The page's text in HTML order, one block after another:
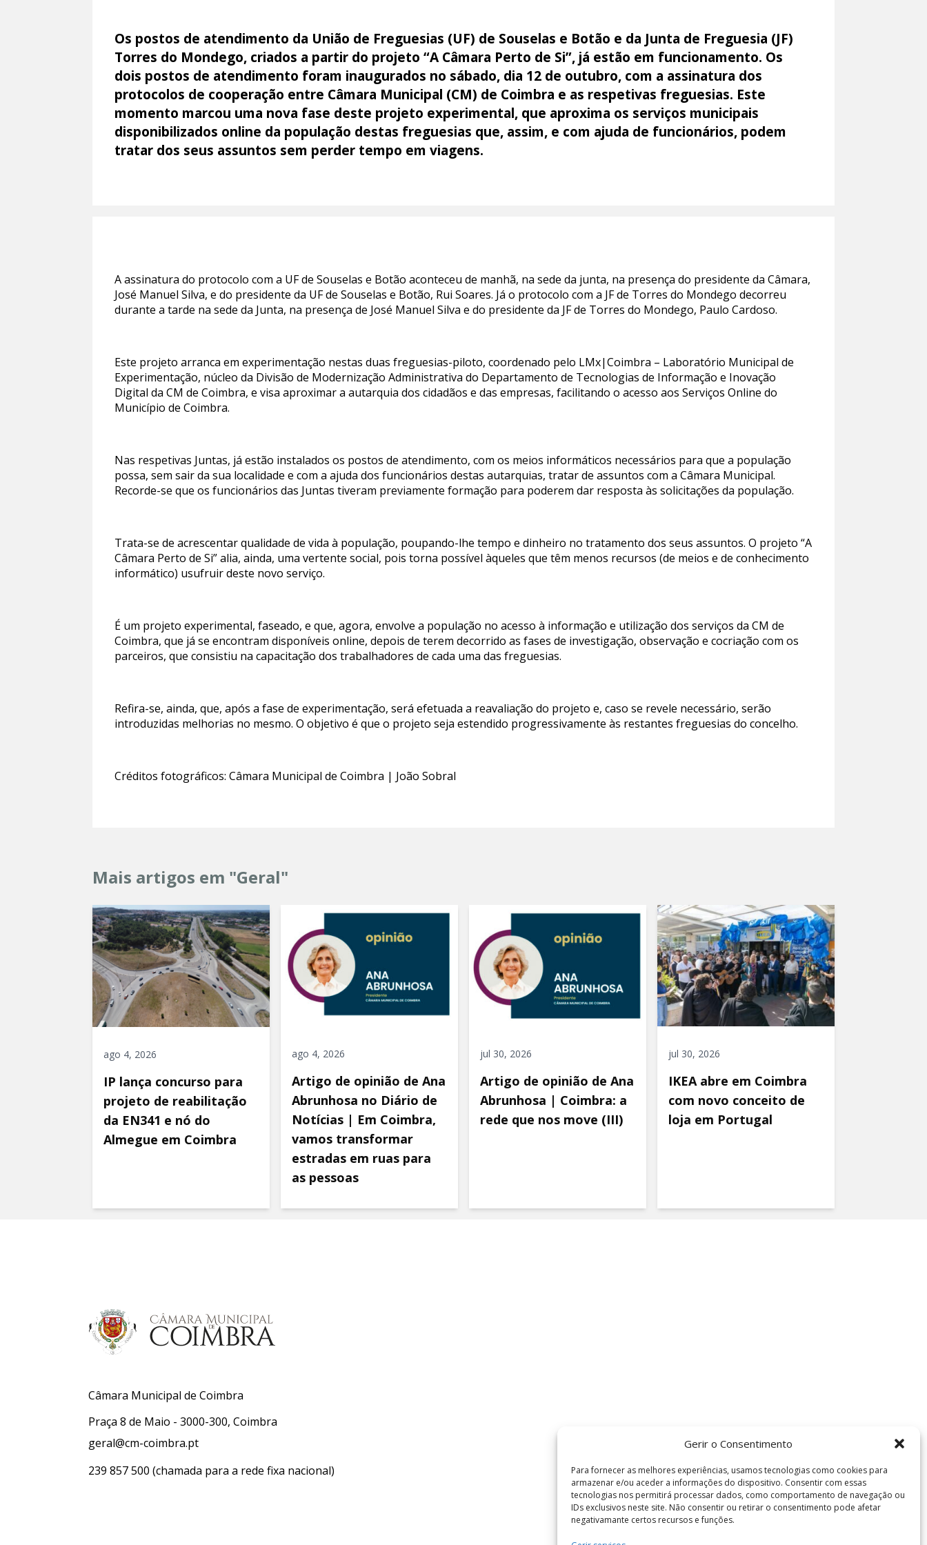
Gerir o Consentimento
Para fornecer as melhores experiências, usamos tecnologias como cookies para
armazenar e/ou aceder a informações do dispositivo. Consentir com essas
tecnologias nos permitirá processar dados, como comportamento de navegação ou
IDs exclusivos neste site. Não consentir ou retirar o consentimento pode afetar
negativamante certos recursos e funções.
Os postos de atendimento da União de Freguesias (UF) de Souselas e Botão e da Junta de Freguesia (JF)
Torres do Mondego, criados a partir do projeto “A Câmara Perto de Si”, já estão em funcionamento. Os
dois postos de atendimento foram inaugurados no sábado, dia 12 de outubro, com a assinatura dos
protocolos de cooperação entre Câmara Municipal (CM) de Coimbra e as respetivas freguesias. Este
momento marcou uma nova fase deste projeto experimental, que aproxima os serviços municipais
disponibilizados online da população destas freguesias que, assim, e com ajuda de funcionários, podem
tratar dos seus assuntos sem perder tempo em viagens.
A assinatura do protocolo com a UF de Souselas e Botão aconteceu de manhã, na sede da junta, na presença do presidente da Câmara,
José Manuel Silva, e do presidente da UF de Souselas e Botão, Rui Soares. Já o protocolo com a JF de Torres do Mondego decorreu
durante a tarde na sede da Junta, na presença de José Manuel Silva e do presidente da JF de Torres do Mondego, Paulo Cardoso.
Este projeto arranca em experimentação nestas duas freguesias-piloto, coordenado pelo LMx|Coimbra – Laboratório Municipal de
Experimentação, núcleo da Divisão de Modernização Administrativa do Departamento de Tecnologias de Informação e Inovação
Digital da CM de Coimbra, e visa aproximar a autarquia dos cidadãos e das empresas, facilitando o acesso aos Serviços Online do
Município de Coimbra.
Nas respetivas Juntas, já estão instalados os postos de atendimento, com os meios informáticos necessários para que a população
possa, sem sair da sua localidade e com a ajuda dos funcionários destas autarquias, tratar de assuntos com a Câmara Municipal.
Recorde-se que os funcionários das Juntas tiveram previamente formação para poderem dar resposta às solicitações da população.
Trata-se de acrescentar qualidade de vida à população, poupando-lhe tempo e dinheiro no tratamento dos seus assuntos. O projeto “A
Câmara Perto de Si” alia, ainda, uma vertente social, pois torna possível àqueles que têm menos recursos (de meios e de conhecimento
informático) usufruir deste novo serviço.
É um projeto experimental, faseado, e que, agora, envolve a população no acesso à informação e utilização dos serviços da CM de
Coimbra, que já se encontram disponíveis online, depois de terem decorrido as fases de investigação, observação e cocriação com os
parceiros, que consistiu na capacitação dos trabalhadores de cada uma das freguesias.
Refira-se, ainda, que, após a fase de experimentação, será efetuada a reavaliação do projeto e, caso se revele necessário, serão
introduzidas melhorias no mesmo. O objetivo é que o projeto seja estendido progressivamente às restantes freguesias do concelho.
Créditos fotográficos: Câmara Municipal de Coimbra | João Sobral
Mais artigos em "Geral"
ago 4, 2026
IP lança concurso para
projeto de reabilitação
da EN341 e nó do
Almegue em Coimbra
ago 4, 2026
Artigo de opinião de Ana
Abrunhosa no Diário de
Notícias | Em Coimbra,
vamos transformar
estradas em ruas para
as pessoas
jul 30, 2026
Artigo de opinião de Ana
Abrunhosa | Coimbra: a
rede que nos move (III)
jul 30, 2026
IKEA abre em Coimbra
com novo conceito de
loja em Portugal
Câmara Municipal de Coimbra
Praça 8 de Maio - 3000-300, Coimbra
geral@cm-coimbra.pt
239 857 500 (chamada para a rede fixa nacional)